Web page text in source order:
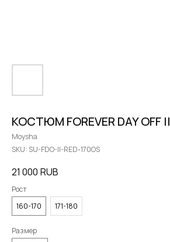
КОСТЮМ FOREVER DAY OFF II
Moysha
SKU: SU-FDO-II-RED-170OS
21 000 RUB
Рост
160-170
171-180
Размер